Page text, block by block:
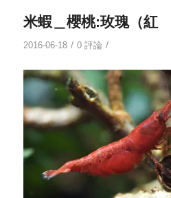
米蝦＿櫻桃:玫瑰（紅
2016-06-18 / 0 評論 /